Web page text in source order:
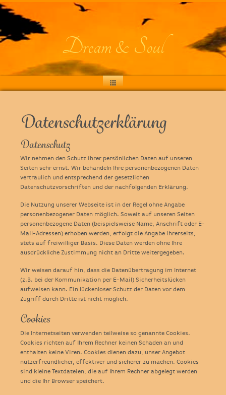
Dream & Soul
Datenschutzerklärung
Datenschutz
Wir nehmen den Schutz ihrer persönlichen Daten auf unseren
Seiten sehr ernst. Wir behandeln Ihre personenbezogenen Daten
vertraulich und entsprechend der gesetzlichen
Datenschutzvorschriften und der nachfolgenden Erklärung.
Die Nutzung unserer Webseite ist in der Regel ohne Angabe
personenbezogener Daten möglich. Soweit auf unseren Seiten
personenbezogene Daten (beispielsweise Name, Anschrift oder E-
Mail-Adressen) erhoben werden, erfolgt die Angabe ihrerseits,
stets auf freiwilliger Basis. Diese Daten werden ohne Ihre
ausdrückliche Zustimmung nicht an Dritte weitergegeben.
Wir weisen darauf hin, dass die Datenübertragung im Internet
(z.B. bei der Kommunikation per E-Mail) Sicherheitslücken
aufweisen kann. Ein lückenloser Schutz der Daten vor dem
Zugriff durch Dritte ist nicht möglich.
Cookies
Die Internetseiten verwenden teilweise so genannte Cookies.
Cookies richten auf Ihrem Rechner keinen Schaden an und
enthalten keine Viren. Cookies dienen dazu, unser Angebot
nutzerfreundlicher, effektiver und sicherer zu machen. Cookies
sind kleine Textdateien, die auf Ihrem Rechner abgelegt werden
und die Ihr Browser speichert.